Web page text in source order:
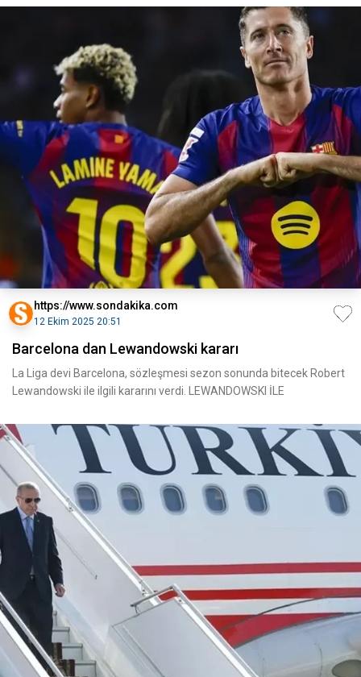
https://www.sondakika.com
12 Ekim 2025 20:51
Barcelona dan Lewandowski kararı
La Liga devi Barcelona, sözleşmesi sezon sonunda bitecek Robert
Lewandowski ile ilgili kararını verdi. LEWANDOWSKI İLE